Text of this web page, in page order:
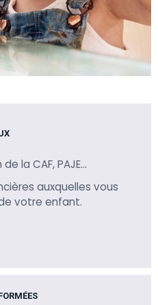
la CAF, PAJE…
auxquelles vous
votre enfant.